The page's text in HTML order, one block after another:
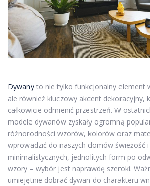
Dywany to nie tylko funkcjonalny element
ale również kluczowy akcent dekoracyjny,
całkowicie odmienić przestrzeń. W
modele dywanów zyskały ogromną
różnorodności wzorów, kolorów oraz
wprowadzić do naszych domów świeżość i
minimalistycznych, jednolitych form po
wzory – wybór jest naprawdę szeroki.
umiejętnie dobrać dywan do charakteru